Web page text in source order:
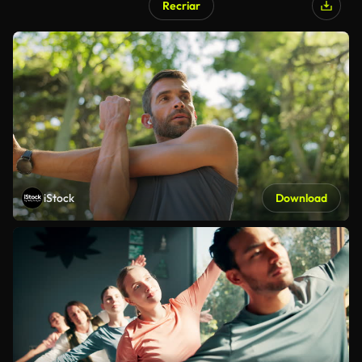
Recriar
iStock Download